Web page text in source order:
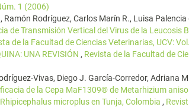
1 (2006)
Rodríguez, Carlos Marín R., Luisa
de Transmisión Vertical del Virus de la Leucosis
de la Facultad de Ciencias Veterinarias, UCV:
UNA REVISIÓN , Revista de la Facultad de
Vivas, Diego J. García-Corredor, Adriana
de la Cepa MaF1309® de Metarhizium
microplus en Tunja, Colombia ,